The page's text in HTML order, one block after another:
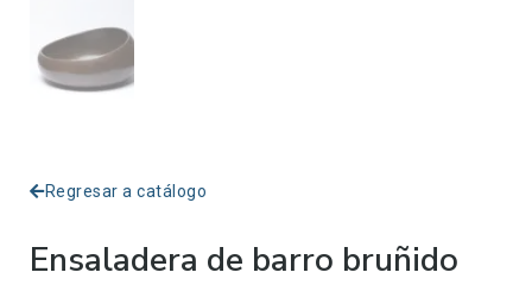
Regresar a catálogo
Ensaladera de barro bruñido